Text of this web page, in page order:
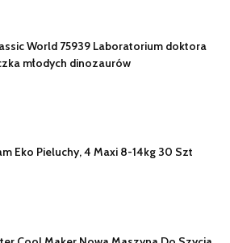
World 75939 Laboratorium doktora
młodych dinozaurów
Eko Pieluchy, 4 Maxi 8-14kg 30 Szt